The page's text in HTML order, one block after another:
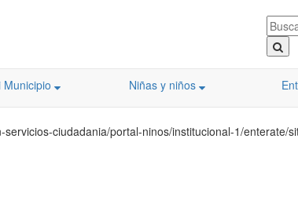
Municipio Niñas y niños
ciudadania/portal-ninos/institucional-1/enterate/